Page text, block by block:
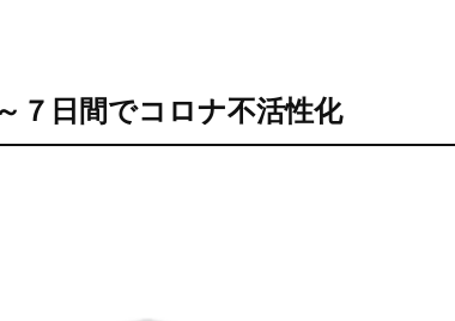
７日間でコロナ不活性化